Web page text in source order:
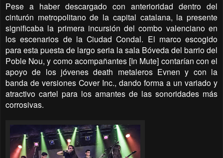
Pese a haber descargado con anterioridad dentro del
cinturón metropolitano de la capital catalana, la presente
significaba la primera incursión del combo valenciano en
los escenarios de la Ciudad Condal. El marco escogido
para esta puesta de largo seria la sala Bóveda del barrio del
Poble Nou, y como acompañantes [In Mute] contarían con el
apoyo de los jóvenes death metaleros Evnen y con la
banda de versiones Cover Inc., dando forma a un variado y
atractivo cartel para los amantes de las sonoridades más
corrosivas.